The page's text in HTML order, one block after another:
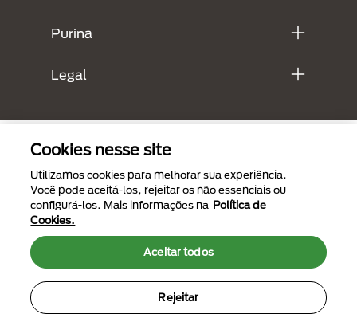
Purina
Legal
Menu Footer Secundario Purina
All Nestlé Purina trademarks owned by Société des Produits Nestlé S.A.,
Cookies nesse site
Utilizamos cookies para melhorar sua experiência.
Você pode aceitá-los, rejeitar os não essenciais ou
configurá-los. Mais informações na Política de
Cookies.
Rejeitar
Aceitar todos